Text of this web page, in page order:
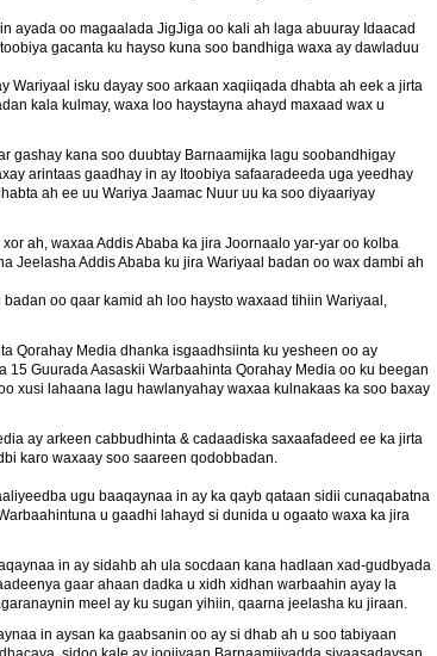
ayada oo magaalada JigJiga oo kali ah laga abuuray Idaacad
gacanta ku hayso kuna soo bandhiga waxa ay dawladuu
Wariyaal isku dayay soo arkaan xaqiiqada dhabta ah eek a jirta
kala kulmay, waxa loo haystayna ahayd maxaad wax u
gashay kana soo duubtay Barnaamijka lagu soobandhigay
arintaas gaadhay in ay Itoobiya safaaradeeda uga yeedhay
ah ee uu Wariya Jaamac Nuur uu ka soo diyaariyay
ah, waxaa Addis Ababa ka jira Joornaalo yar-yar oo kolba
Jeelasha Addis Ababa ku jira Wariyaal badan oo wax dambi ah
oo qaar kamid ah loo haysto waxaad tihiin Wariyaal,
Qorahay Media dhanka isgaadhsiinta ku yesheen oo ay
Guurada Aasaskii Warbaahinta Qorahay Media oo ku beegan
xusi lahaana lagu hawlanyahay waxaa kulnakaas ka soo baxay
ay arkeen cabbudhinta & cadaadiska saxaafadeed ee ka jirta
karo waxaay soo saareen qodobbadan.
ugu baaqaynaa in ay ka qayb qataan sidii cunaqabatna
u gaadhi lahayd si dunida u ogaato waxa ka jira
in ay sidahb ah ula socdaan kana hadlaan xad-gudbyada
gaar ahaan dadka u xidh xidhan warbaahin ayay la
meel ay ku sugan yihiin, qaarna jeelasha ku jiraan.
in aysan ka gaabsanin oo ay si dhab ah u soo tabiyaan